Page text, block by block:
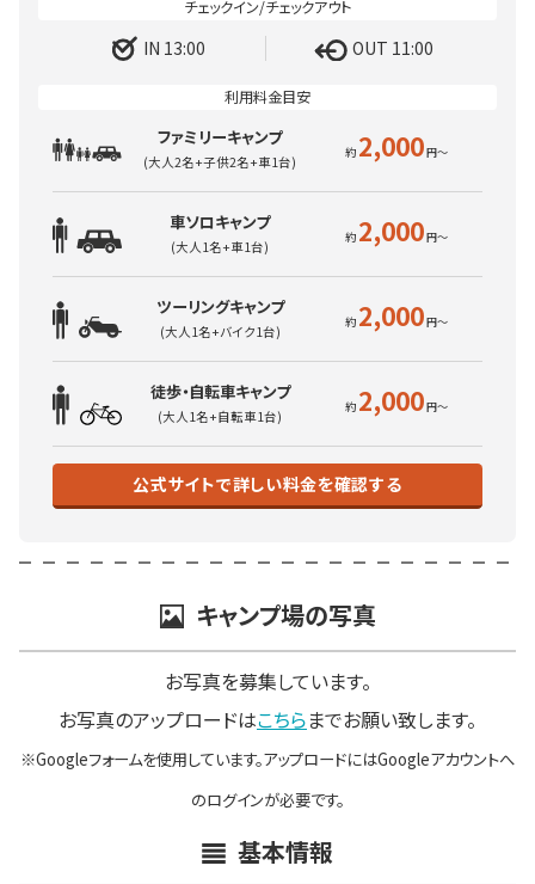
IN 13:00 OUT 11:00
ファミリーキャンプ
(大人2名+子供2名+車1台) 2,000
車ソロキャンプ
(大人1名+車1台) 2,000
ツーリングキャンプ
(大人1名+バイク1台) 2,000
徒歩・自転車キャンプ
(大人1名+自転車1台) 2,000
公式サイトで詳しい料金を確認する
キャンプ場の写真
お写真を募集しています。
お写真のアップロードはこちらまでお願い致します。
※Googleフォームを使用しています。アップロードにはGoogleアカウントへ
のログインが必要です。
基本情報